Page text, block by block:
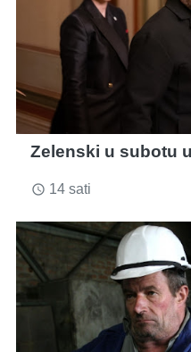
Zelenski u subotu
access_time 14 sati